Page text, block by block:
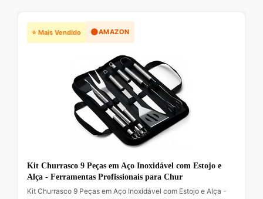
⭐ Mais Vendido 🟠AMAZON
Kit Churrasco 9 Peças em Aço Inoxidável com Estojo e
Alça - Ferramentas Profissionais para Chur
Kit Churrasco 9 Peças em Aço Inoxidável com Estojo e Alça -